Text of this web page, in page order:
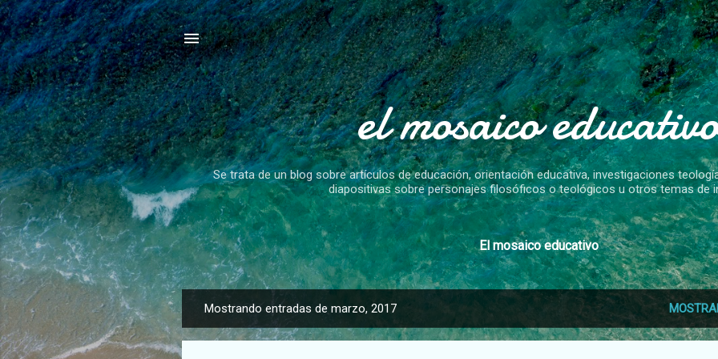
Ir al contenido principal
el mosaico
Se trata de un blog sobre artículos de educación, orientación educativa, investigaciones
diapositivas sobre personajes filosóficos o teológicos u otros temas de
El mosaico educativo
n
Mostrando entradas de marzo, 2017